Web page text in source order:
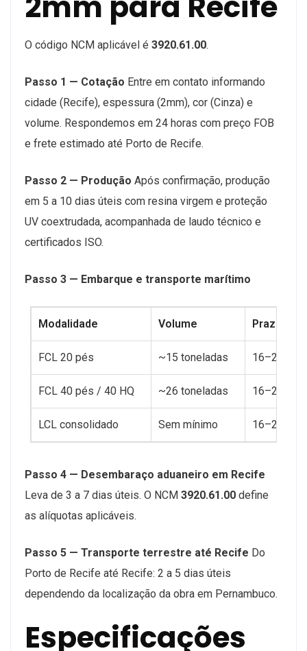
O código NCM aplicável é 3920.61.00.
Passo 1 — Cotação Entre em contato informando
cidade (Recife), espessura (2mm), cor (Cinza) e
volume. Respondemos em 24 horas com preço FOB
e frete estimado até Porto de Recife.
Passo 2 — Produção Após confirmação, produção
em 5 a 10 dias úteis com resina virgem e proteção
UV coextrudada, acompanhada de laudo técnico e
certificados ISO.
Passo 3 — Embarque e transporte marítimo
Modalidade Volume Prazo até
FCL 20 pés ~15 toneladas 16–20 dias
FCL 40 pés / 40 HQ ~26 toneladas 16–20 dias
LCL consolidado Sem mínimo 16–20 +5
Passo 4 — Desembaraço aduaneiro em Recife
Leva de 3 a 7 dias úteis. O NCM 3920.61.00 define
as alíquotas aplicáveis.
Passo 5 — Transporte terrestre até Recife Do
Porto de Recife até Recife: 2 a 5 dias úteis
dependendo da localização da obra em Pernambuco.
Especificações